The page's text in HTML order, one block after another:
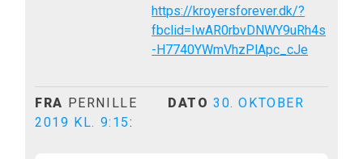
https://kroyersforever.dk/?
fbclid=IwAR0rbvDNWY9uRh4s
-H7740YWmVhzPlApc_cJe
FRA PERNILLE DATO 30. OKTOBER
2019 KL. 9:15: